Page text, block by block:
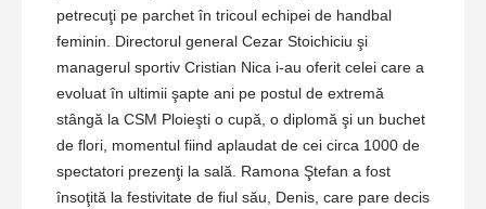
petrecuţi pe parchet în tricoul echipei de handbal
feminin. Directorul general Cezar Stoichiciu şi
managerul sportiv Cristian Nica i-au oferit celei care a
evoluat în ultimii şapte ani pe postul de extremă
stângă la CSM Ploieşti o cupă, o diplomă şi un buchet
de flori, momentul fiind aplaudat de cei circa 1000 de
spectatori prezenţi la sală. Ramona Ştefan a fost
însoţită la festivitate de fiul său, Denis, care pare decis